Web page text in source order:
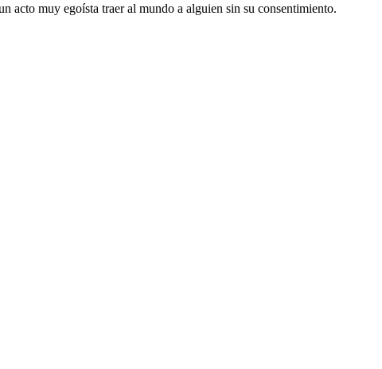
acto muy egoísta traer al mundo a alguien sin su consentimiento.